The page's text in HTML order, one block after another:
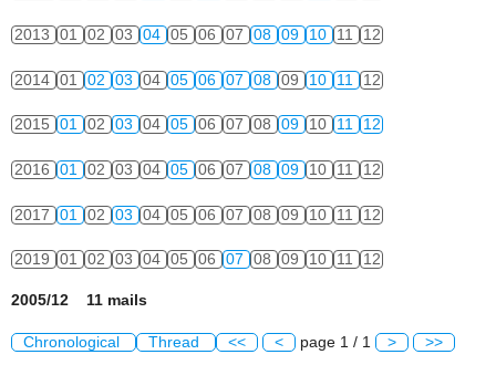
2013 01 02 03 04 05 06 07 08 09 10 11 12
2014 01 02 03 04 05 06 07 08 09 10 11 12
2015 01 02 03 04 05 06 07 08 09 10 11 12
2016 01 02 03 04 05 06 07 08 09 10 11 12
2017 01 02 03 04 05 06 07 08 09 10 11 12
2019 01 02 03 04 05 06 07 08 09 10 11 12
2005/12 11 mails
Chronological Thread << < page 1 / 1 > >>